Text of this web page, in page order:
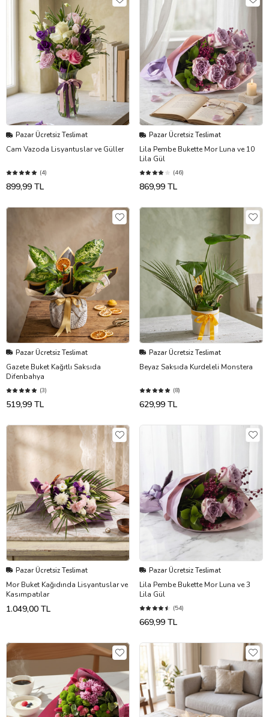
Pazar Ücretsiz Teslimat
Cam Vazoda Lisyantuslar ve Güller
(4)
899,99 TL
Pazar Ücretsiz Teslimat
Lila Pembe Bukette Mor Luna ve 10
Lila Gül
(46)
869,99 TL
Pazar Ücretsiz Teslimat
Gazete Buket Kağıtlı Saksıda
Difenbahya
(3)
519,99 TL
Pazar Ücretsiz Teslimat
Beyaz Saksıda Kurdeleli Monstera
(8)
629,99 TL
Pazar Ücretsiz Teslimat
Mor Buket Kağıdında Lisyantuslar ve
Kasımpatılar
1.049,00 TL
Pazar Ücretsiz Teslimat
Lila Pembe Bukette Mor Luna ve 3
Lila Gül
(54)
669,99 TL